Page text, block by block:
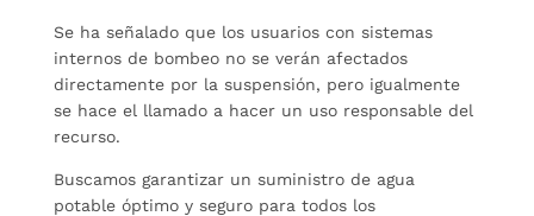
Se ha señalado que los usuarios con sistemas
internos de bombeo no se verán afectados
directamente por la suspensión, pero igualmente
se hace el llamado a hacer un uso responsable del
recurso.
Buscamos garantizar un suministro de agua
potable óptimo y seguro para todos los